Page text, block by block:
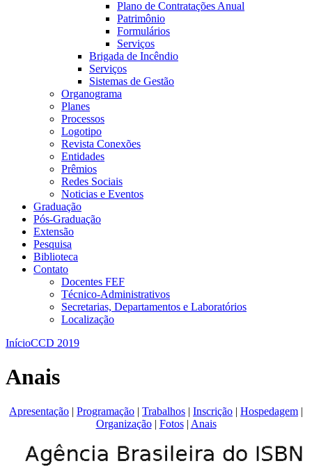
Plano de Contratações Anual
Patrimônio
Formulários
Serviços
Brigada de Incêndio
Serviços
Sistemas de Gestão
Organograma
Planes
Processos
Logotipo
Revista Conexões
Entidades
Prêmios
Redes Sociais
Noticias e Eventos
Graduação
Pós-Graduação
Extensão
Pesquisa
Biblioteca
Contato
Docentes FEF
Técnico-Administrativos
Secretarias, Departamentos e Laboratórios
Localização
InícioCCD 2019
Anais
Apresentação | Programação | Trabalhos | Inscrição | Hospedagem |
Organização| Fotos| Anais